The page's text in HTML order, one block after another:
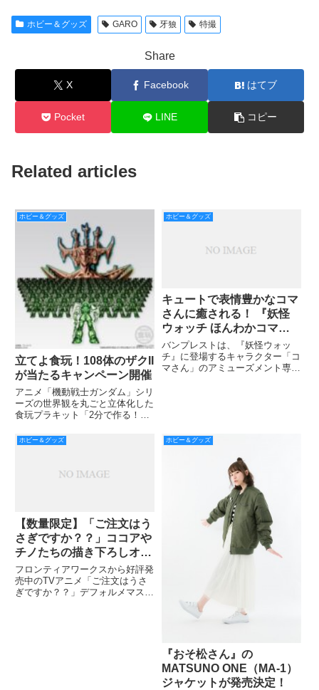
ホビー＆グッズ GARO 牙狼 特撮
Share
X Facebook はてブ
Pocket LINE コピー
Related articles
ホビー＆グッズ
立てよ食玩！108体のザクII
が当たるキャンペーン開催
アニメ「機動戦士ガンダム」シリ
ーズの世界観を丸ごと立体化した
食玩プラキット「2分で作る！ガ
発売を記念し、同商品の「ザク
玩！』キャンペー
ホビー＆グッズ
キュートで表情豊かなコマ
さんに癒される！ 『妖怪
ウォッチ ほんわかコマさ
ん』5月中旬より投入開始
バンプレストは、『妖怪ウォッ
チ』に登場するキャラクター「コ
マさん」のアミューズメント専用
ホビー＆グッズ
【数量限定】「ご注文はう
さぎですか？？」ココアや
チノたちの描き下ろしオリ
ジナルイラストが立体化！
アナタの部屋にラビットハ
ウスをつくっちゃおう★
フロンティアワークスから好評発
売中のTVアニメ「ご注文はうさ
ぎですか？？」デフォルメマスコ
ホビー＆グッズ
『おそ松さん』の
MATSUNO ONE（MA-1）
ジャケットが発売決定！